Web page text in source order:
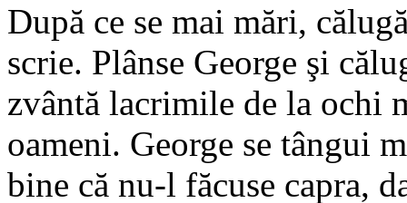
După ce se mai mări,
scrie. Plânse George şi
zvântă lacrimile de la ochi
oameni. George se tângui
bine că nu-l făcuse capra,